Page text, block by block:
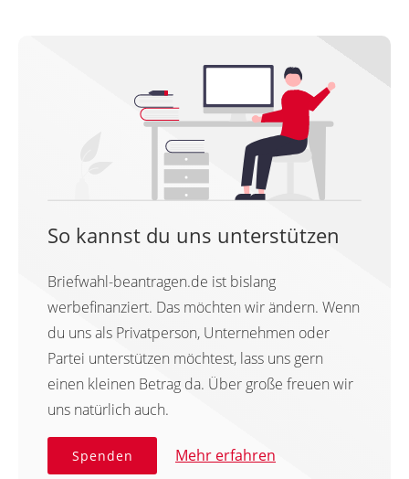
So kannst du uns unterstützen
Briefwahl-beantragen.de ist bislang
werbefinanziert. Das möchten wir ändern. Wenn
du uns als Privatperson, Unternehmen oder
Partei unterstützen möchtest, lass uns gern
einen kleinen Betrag da. Über große freuen wir
uns natürlich auch.
Spenden Mehr erfahren